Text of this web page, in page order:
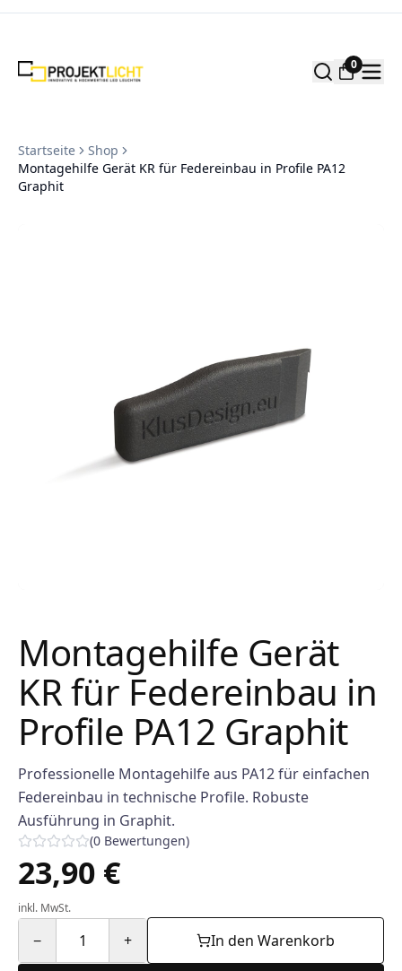
Zum Inhalt springen
0
Startseite
Shop
Montagehilfe Gerät KR für Federeinbau in Profile PA12
Graphit
Montagehilfe Gerät
KR für Federeinbau in
Profile PA12 Graphit
Professionelle Montagehilfe aus PA12 für einfachen
Federeinbau in technische Profile. Robuste
Ausführung in Graphit.
(0 Bewertungen)
23,90 €
inkl. MwSt.
− 1 + In den Warenkorb